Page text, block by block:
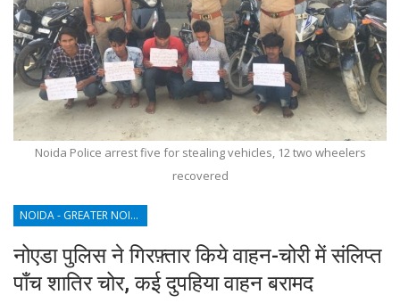
Noida Police arrest five for stealing vehicles, 12 two wheelers
recovered
NOIDA - GREATER NOIDA - YAMUNA EXPRESSWAY
नोएडा पुलिस ने गिरफ़्तार किये वाहन-चोरी में संलिप्त
पाँच शातिर चोर, कई दुपहिया वाहन बरामद